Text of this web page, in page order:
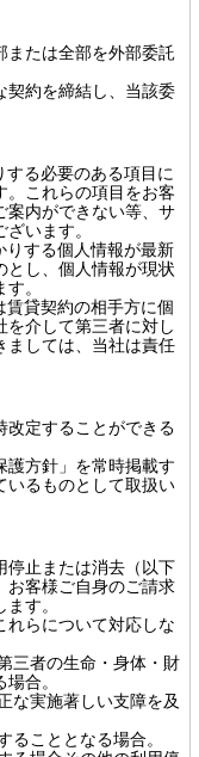
または全部を外部委託
契約を締結し、当該委
る必要のある項目に
。これらの項目をお客
案内ができない等、サ
います。
りする個人情報が最新
とし、個人情報が現状
。
貸契約の相手方に個
を介して第三者に対し
ましては、当社は責任
改定することができる
護方針」を常時掲載す
いるものとして取扱い
停止または消去（以下
お客様ご自身のご請求
す。
れらについて対応しな
三者の生命・身体・財
合。
な実施著しい支障を及
ることとなる場合。